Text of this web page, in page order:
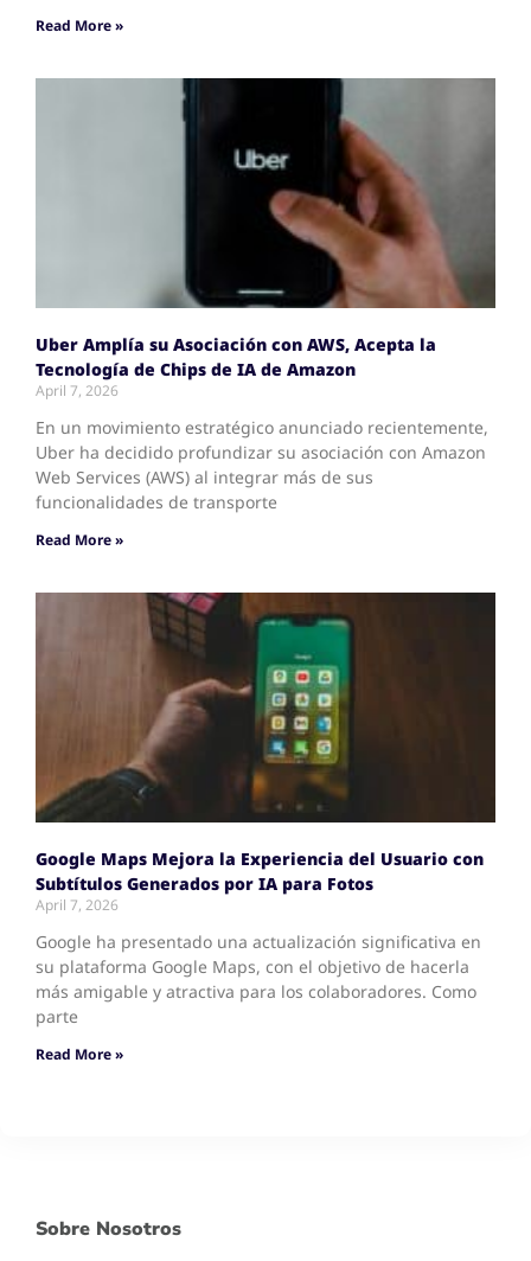
Read More »
Uber Amplía su Asociación con AWS, Acepta la
Tecnología de Chips de IA de Amazon
April 7, 2026
En un movimiento estratégico anunciado recientemente,
Uber ha decidido profundizar su asociación con Amazon
Web Services (AWS) al integrar más de sus
funcionalidades de transporte
Read More »
Google Maps Mejora la Experiencia del Usuario con
Subtítulos Generados por IA para Fotos
April 7, 2026
Google ha presentado una actualización significativa en
su plataforma Google Maps, con el objetivo de hacerla
más amigable y atractiva para los colaboradores. Como
parte
Read More »
Sobre Nosotros